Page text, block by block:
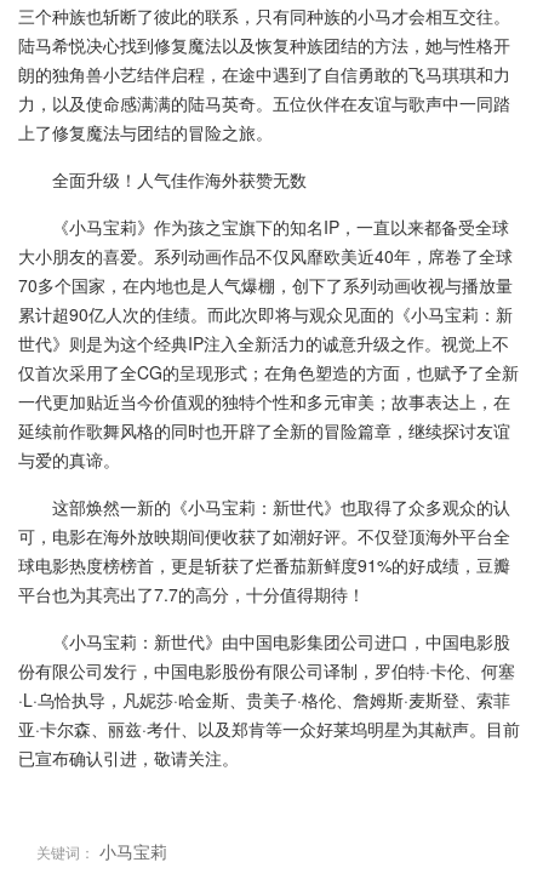
三个种族也斩断了彼此的联系，只有同种族的小马才会相互交往。
陆马希悦决心找到修复魔法以及恢复种族团结的方法，她与性格开
朗的独角兽小艺结伴启程，在途中遇到了自信勇敢的飞马琪琪和力
力，以及使命感满满的陆马英奇。五位伙伴在友谊与歌声中一同踏
上了修复魔法与团结的冒险之旅。
全面升级！人气佳作海外获赞无数
《小马宝莉》作为孩之宝旗下的知名IP，一直以来都备受全球
大小朋友的喜爱。系列动画作品不仅风靡欧美近40年，席卷了全球
70多个国家，在内地也是人气爆棚，创下了系列动画收视与播放量
累计超90亿人次的佳绩。而此次即将与观众见面的《小马宝莉：新
世代》则是为这个经典IP注入全新活力的诚意升级之作。视觉上不
仅首次采用了全CG的呈现形式；在角色塑造的方面，也赋予了全新
一代更加贴近当今价值观的独特个性和多元审美；故事表达上，在
延续前作歌舞风格的同时也开辟了全新的冒险篇章，继续探讨友谊
与爱的真谛。
这部焕然一新的《小马宝莉：新世代》也取得了众多观众的认
可，电影在海外放映期间便收获了如潮好评。不仅登顶海外平台全
球电影热度榜榜首，更是斩获了烂番茄新鲜度91%的好成绩，豆瓣
平台也为其亮出了7.7的高分，十分值得期待！
《小马宝莉：新世代》由中国电影集团公司进口，中国电影股
份有限公司发行，中国电影股份有限公司译制，罗伯特·卡伦、何塞
·L·乌恰执导，凡妮莎·哈金斯、贵美子·格伦、詹姆斯·麦斯登、索菲
亚·卡尔森、丽兹·考什、以及郑肯等一众好莱坞明星为其献声。目前
已宣布确认引进，敬请关注。
关键词： 小马宝莉